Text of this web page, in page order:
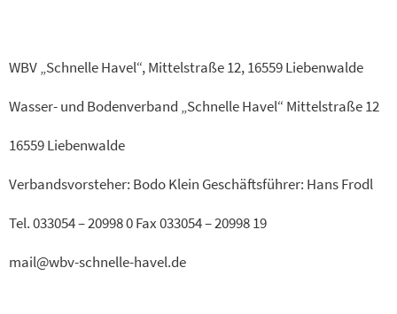
WBV „Schnelle Havel“, Mittelstraße 12, 16559 Liebenwalde
Wasser- und Bodenverband „Schnelle Havel“ Mittelstraße 12
16559 Liebenwalde
Verbandsvorsteher: Bodo Klein Geschäftsführer: Hans Frodl
Tel. 033054 – 20998 0 Fax 033054 – 20998 19
mail@wbv-schnelle-havel.de